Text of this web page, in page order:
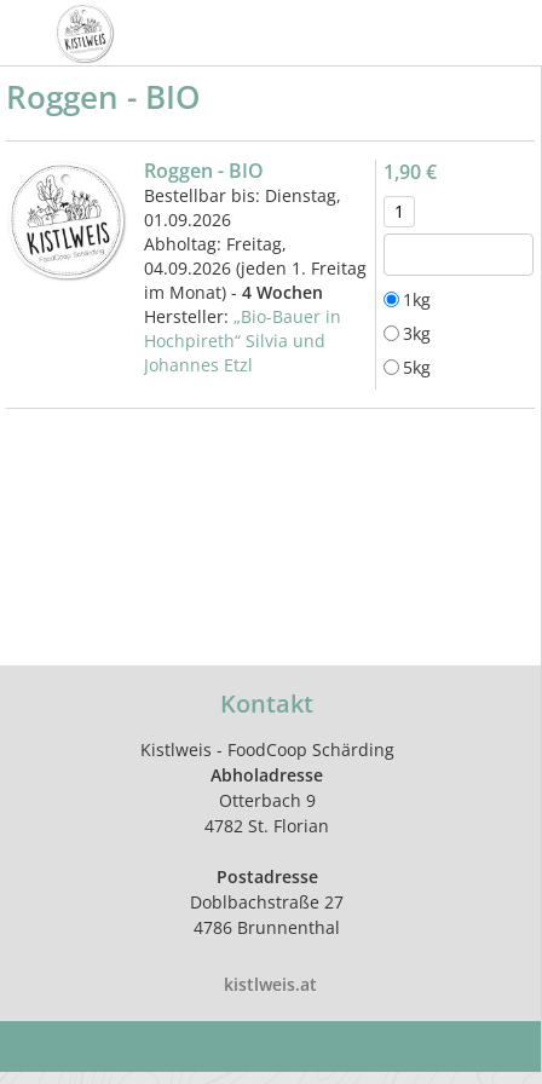
Roggen - BIO
Roggen - BIO
Bestellbar bis: Dienstag,
01.09.2026
Abholtag: Freitag,
04.09.2026(jeden 1. Freitag
im Monat) - 4 Wochen
Hersteller: „Bio-Bauer in
Hochpireth“ Silvia und
Johannes Etzl
1,90 €
1kg
3kg
5kg
Kontakt
Kistlweis - FoodCoop Schärding
Abholadresse
Otterbach 9
4782 St. Florian
Postadresse
Doblbachstraße 27
4786 Brunnenthal
kistlweis.at